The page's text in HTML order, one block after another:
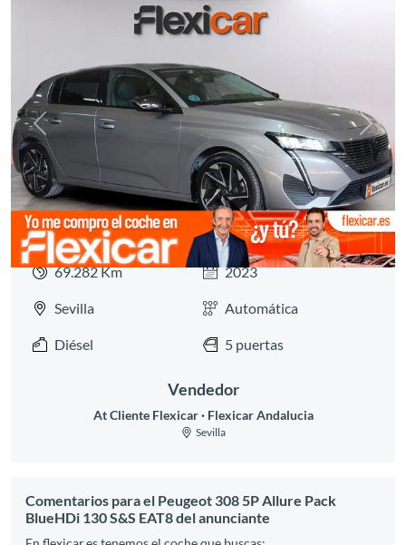
Anterior
69.282 Km 2023
Sevilla Automática
Diésel 5 puertas
Vendedor
At Cliente Flexicar Flexicar Andalucia
Sevilla
Comentarios para el Peugeot 308 5P Allure Pack
BlueHDi 130 S&S EAT8 del anunciante